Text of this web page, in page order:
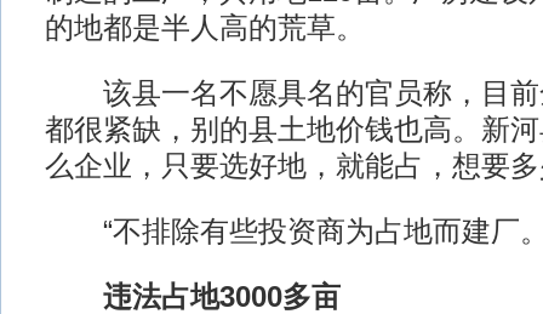
的地都是半人高的荒草。
该县一名不愿具名的官员称，目前
都很紧缺，别的县土地价钱也高。新
么企业，只要选好地，就能占，想要
“不排除有些投资商为占地而建厂
违法占地3000多亩